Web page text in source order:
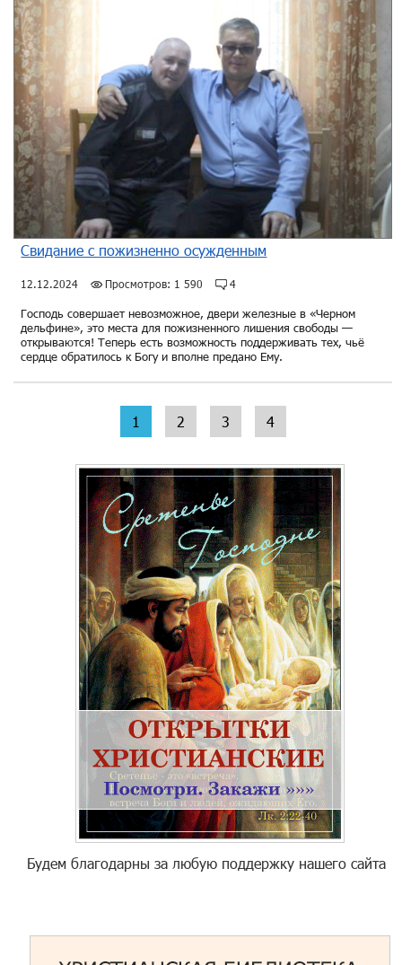
Свидание с пожизненно осужденным
12.12.2024 Просмотров: 1 590 4
Господь совершает невозможное, двери железные в «Черном
дельфине», это места для пожизненного лишения свободы —
открываются! Теперь есть возможность поддерживать тех, чьё
сердце обратилось к Богу и вполне предано Ему.
1 2 3 4
Будем благодарны за любую поддержку нашего сайта